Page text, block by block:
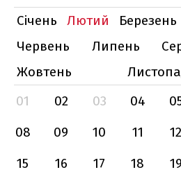
Січень
Лютий Березень
Червень
Липень
Жовтень
01
02 03 04
08
09 10 11 12
15
16 17 18 19